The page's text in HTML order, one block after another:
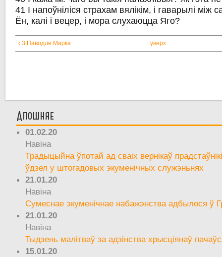
41 І напоўніліся страхам вялікім, і гаварылі між
Ён, калі і вецер, і мора слухаюцца Яго?
‹ 3 Паводле Марка уверх
Апошняе
01.02.20
Навіна
Традыцыйна ўпотай ад сваіх вернікаў
ўдзел у штогадовых экуменічных служэньнях
21.01.20
Навіна
Сумеснае экуменічнае набажэнства адбылося ў
21.01.20
Навіна
Тыдзень малітваў за адзінства хрысціянаў
15.01.20